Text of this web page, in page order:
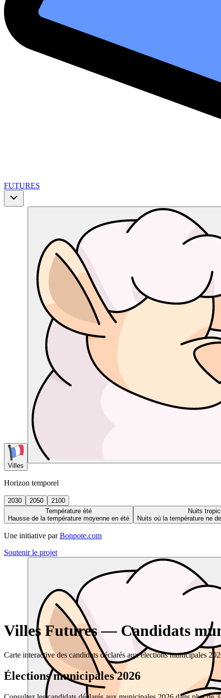
FUTURES
Villes
Horizon temporel
2030 2050
2100
Température été
Hausse de la température moyenne en été
Nuits
Nuits où la température ne
Une initiative par Bonpote.com
Soutenir le projet
Villes Futures — Candidats
Carte interactive des candidats déclarés aux élections municipales
Élections municipales 2026